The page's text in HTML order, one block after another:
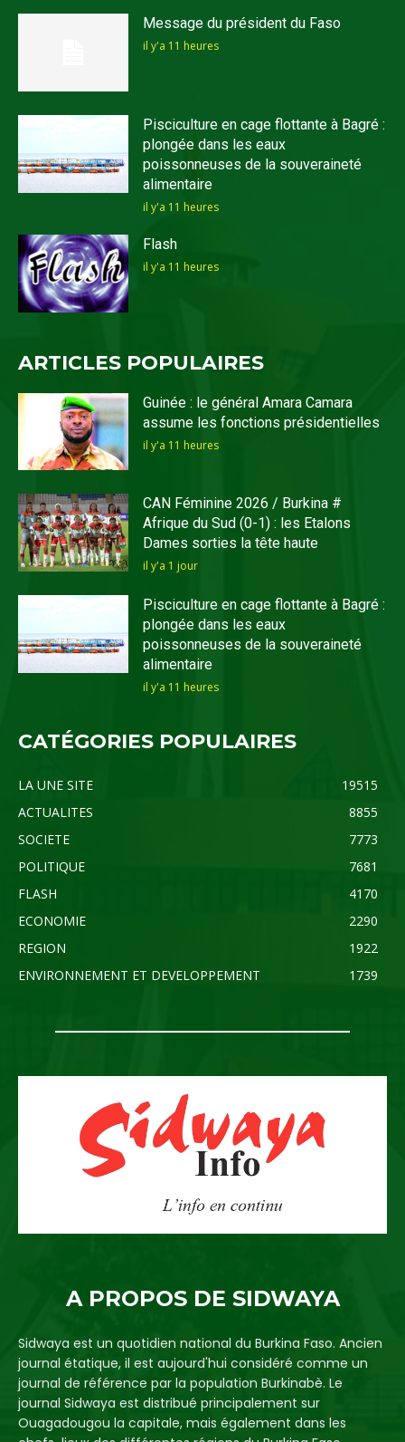
Message du président du Faso
il y'a 11 heures
Pisciculture en cage flottante à Bagré :
plongée dans les eaux
poissonneuses de la souveraineté
alimentaire
il y'a 11 heures
Flash
il y'a 11 heures
ARTICLES POPULAIRES
Guinée : le général Amara Camara
assume les fonctions présidentielles
il y'a 11 heures
CAN Féminine 2026 / Burkina #
Afrique du Sud (0-1) : les Etalons
Dames sorties la tête haute
il y'a 1 jour
Pisciculture en cage flottante à Bagré :
plongée dans les eaux
poissonneuses de la souveraineté
alimentaire
il y'a 11 heures
CATÉGORIES POPULAIRES
LA UNE SITE
19515
ACTUALITES
8855
SOCIETE
7773
POLITIQUE
7681
FLASH
4170
ECONOMIE
2290
REGION
1922
ENVIRONNEMENT ET DEVELOPPEMENT
1739
A PROPOS DE SIDWAYA
Sidwaya est un quotidien national du Burkina Faso. Ancien
journal étatique, il est aujourd'hui considéré comme un
journal de référence par la population Burkinabè. Le
journal Sidwaya est distribué principalement sur
Ouagadougou la capitale, mais également dans les